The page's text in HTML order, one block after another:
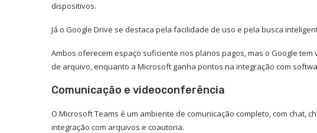
dispositivos.
Já o Google Drive se destaca pela facilidade de uso e pela busca
Ambos oferecem espaço suficiente nos planos pagos, mas o Google
de arquivo, enquanto a Microsoft ganha pontos na integração com
Comunicação e videoconferência
O Microsoft Teams é um ambiente de comunicação completo, com chat,
integração com arquivos e coautoria.